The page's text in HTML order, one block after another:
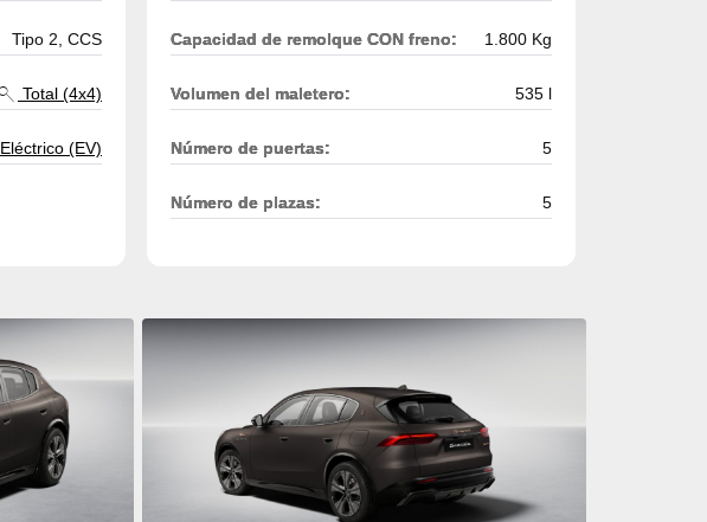
Tipo 2, CCS
Total (4x4)
Eléctrico (EV)
Capacidad de remolque CON freno: 1.800 Kg
Volumen del maletero: 535 l
Número de puertas: 5
Número de plazas: 5